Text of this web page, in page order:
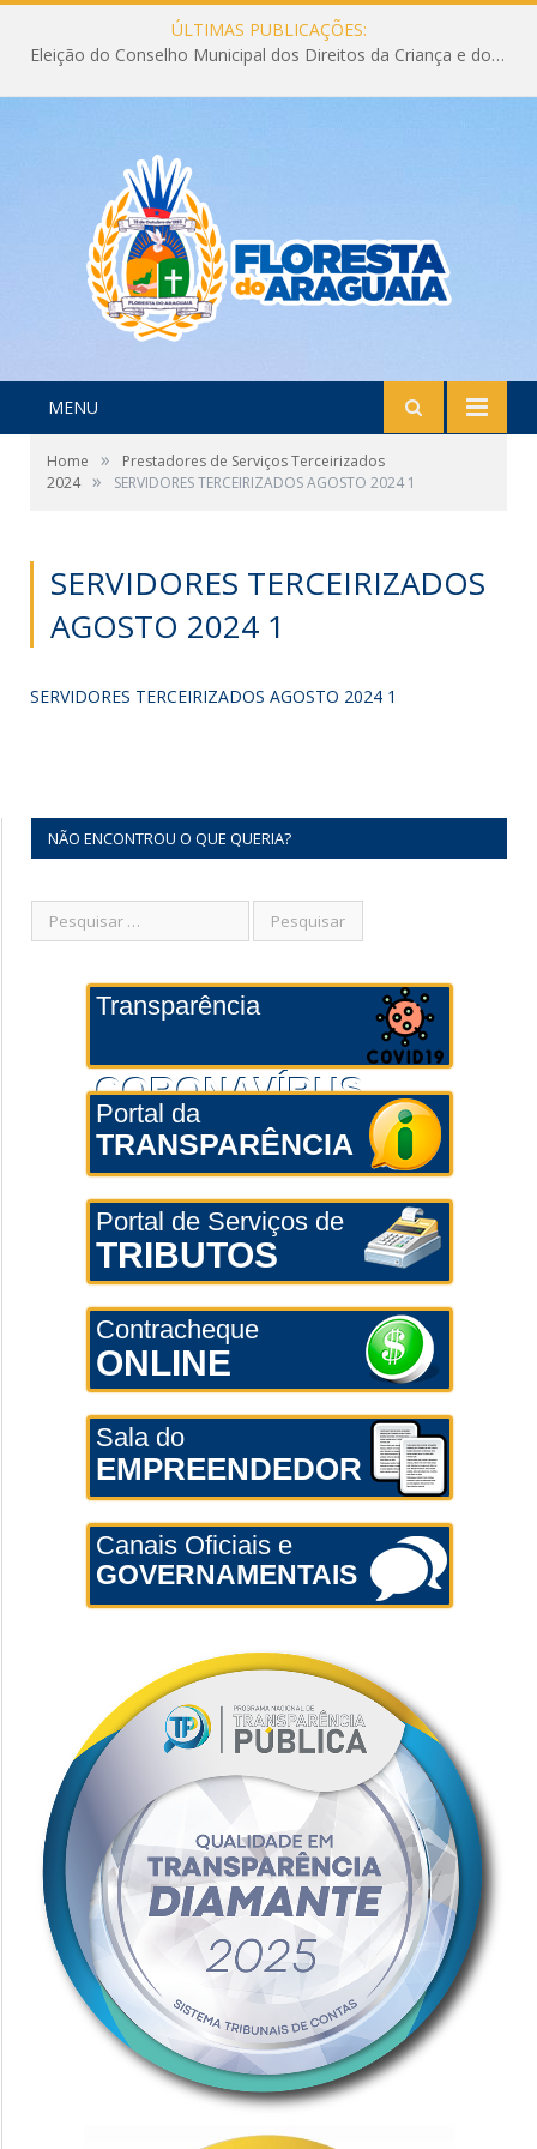
ÚLTIMAS PUBLICAÇÕES:
Eleição do Conselho Municipal dos Direitos da Criança e do Adolescente CMDCA 2026
MENU
Home »
Prestadores de Serviços Terceirizados
2024 » SERVIDORES TERCEIRIZADOS AGOSTO 2024 1
SERVIDORES TERCEIRIZADOS
AGOSTO 2024 1
SERVIDORES TERCEIRIZADOS AGOSTO 2024 1
NÃO ENCONTROU O QUE QUERIA?
Transparência
CORONAVÍRUS
Portal da
TRANSPARÊNCIA
Portal de Serviços de
TRIBUTOS
Contracheque
ONLINE
Sala do
EMPREENDEDOR
Canais Oficiais e
GOVERNAMENTAIS